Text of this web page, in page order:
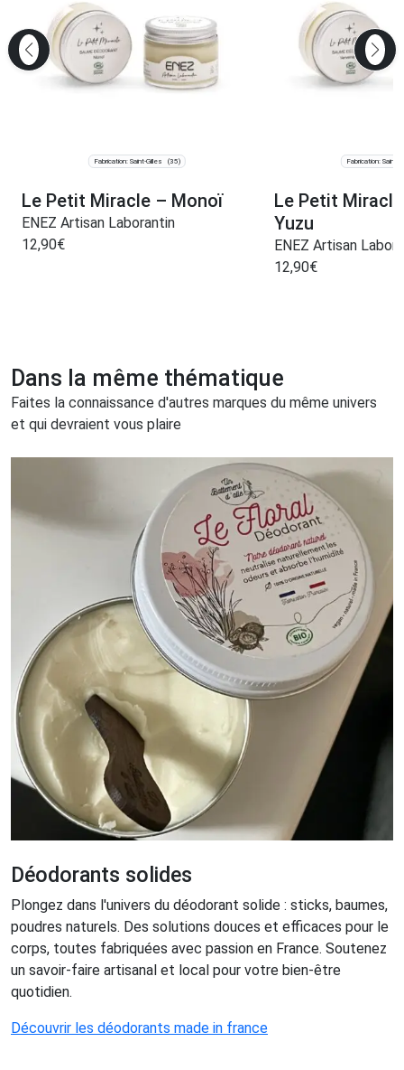
Fabrication: Saint-Gilles (35)
Le Petit Miracle – Monoï
ENEZ Artisan Laborantin
12,90€
Fabrication: Saint-
Le Petit
Yuzu
ENEZ Artisan
12,90€
Dans la même thématique
Faites la connaissance d'autres marques du même univers
et qui devraient vous plaire
Déodorants solides
Plongez dans l'univers du déodorant solide : sticks, baumes,
poudres naturels. Des solutions douces et efficaces pour le
corps, toutes fabriquées avec passion en France. Soutenez
un savoir-faire artisanal et local pour votre bien-être
quotidien.
Découvrir les déodorants made in france